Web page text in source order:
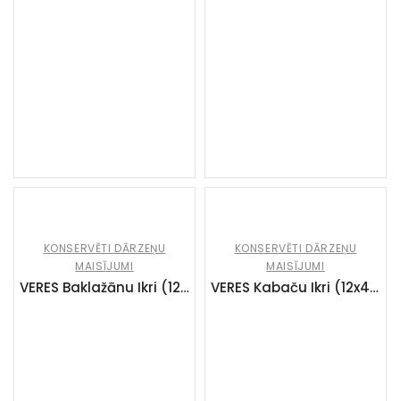
KONSERVĒTI DĀRZEŅU
MAISĪJUMI
VERES Baklažānu Ikri (12x435g)
KONSERVĒTI DĀRZEŅU
MAISĪJUMI
VERES Kabaču Ikri (12x440g)